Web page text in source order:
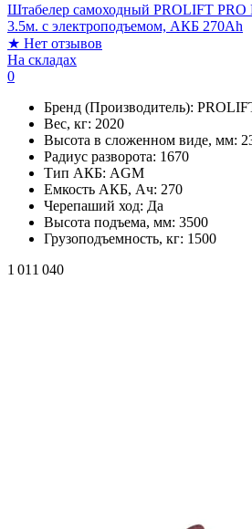
Штабелер самоходный PROLIFT PRO
3.5м. с электроподъемом, АКБ 270Ah
★ Нет отзывов
На складах
0
Бренд (Производитель):
Вес, кг: 2020
Высота в сложенном виде, мм:
Радиус разворота: 1670
Тип АКБ: AGM
Емкость АКБ, Ач: 270
Черепаший ход: Да
Высота подъема, мм: 3500
Грузоподъемность, кг: 1500
1 011 040